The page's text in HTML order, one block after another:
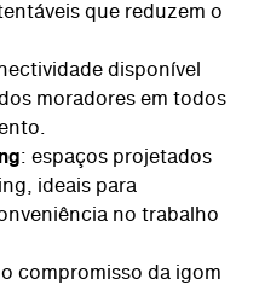
que reduzem o
disponível
moradores em todos
: espaços projetados
ideais para
no trabalho
compromisso da igom